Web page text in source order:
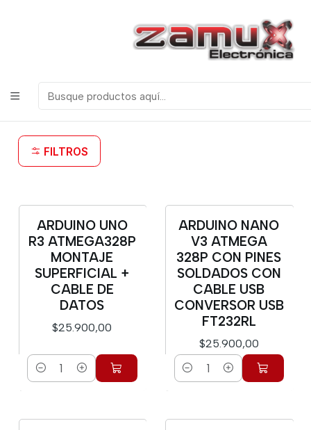
ELECTRONICOS, ROBOTICA & TECNOLOGIA
Productos Arduino
Arduino
FILTROS
ARDUINO UNO
R3 ATMEGA328P
MONTAJE
SUPERFICIAL +
CABLE DE
DATOS
$25.900,00
Cantidad
ARDUINO NANO
V3 ATMEGA
328P CON PINES
SOLDADOS CON
CABLE USB
CONVERSOR USB
FT232RL
$25.900,00
Cantidad